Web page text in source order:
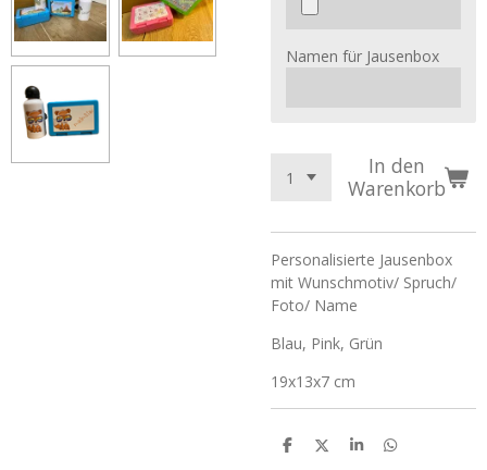
Namen für Jausenbox
In den
Warenkorb
Personalisierte Jausenbox
mit Wunschmotiv/ Spruch/
Foto/ Name
Blau, Pink, Grün
19x13x7 cm
T
T
T
T